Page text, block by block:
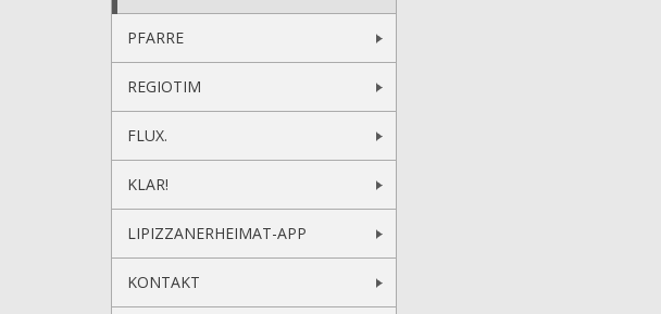
PFARRE
REGIOTIM
FLUX.
KLAR!
LIPIZZANERHEIMAT-APP
KONTAKT